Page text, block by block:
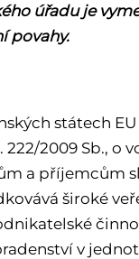
úřadu je
povahy.
státech
222/2009 Sb., o
a příjemcům
široké
v